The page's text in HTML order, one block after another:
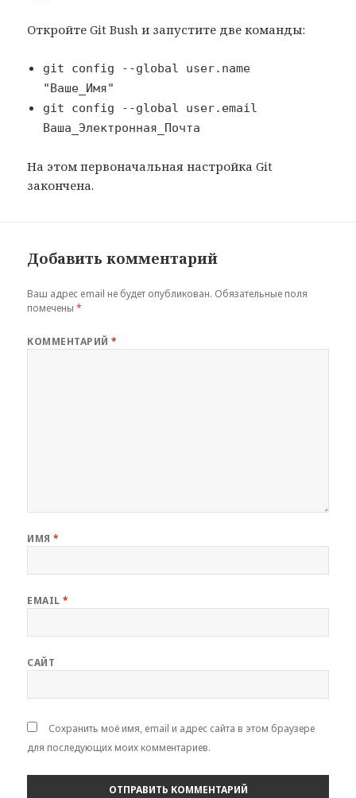
Откройте Git Bush и запустите две команды:
git config --global user.name
"Ваше_Имя"
git config --global user.email
Ваша_Электронная_Почта
На этом первоначальная настройка Git
закончена.
Добавить комментарий
Ваш адрес email не будет опубликован. Обязательные поля
помечены*
КОММЕНТАРИЙ*
ИМЯ*
EMAIL*
САЙТ
Сохранить моё имя, email и адрес сайта в этом браузере
для последующих моих комментариев.